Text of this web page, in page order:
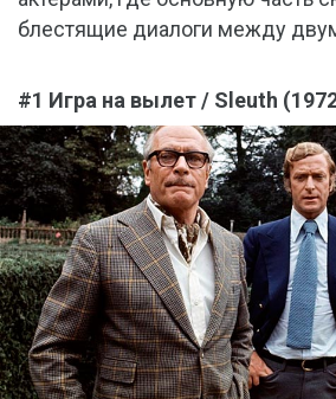
блестящие диалоги между
#1 Игра на вылет / Sleuth